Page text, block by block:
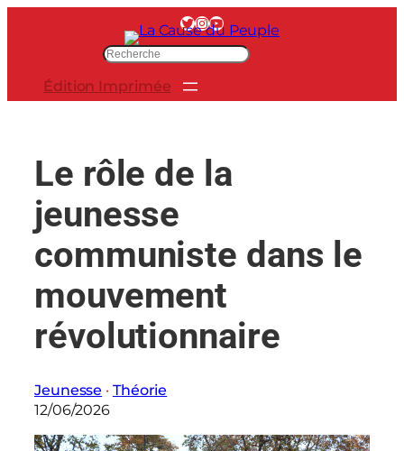
Twitter InstagramYouTube
e
r
Édition Imprimée
Le rôle de la
jeunesse
communiste dans le
mouvement
révolutionnaire
Jeunesse · Théorie
12/06/2026